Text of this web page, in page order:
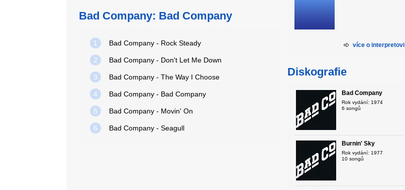
Bad Company: Bad Company
1 Bad Company - Rock Steady
2 Bad Company - Don't Let Me Down
3 Bad Company - The Way I Choose
4 Bad Company - Bad Company
5 Bad Company - Movin' On
6 Bad Company - Seagull
více o interpretovi
Diskografie
Bad Company
Rok vydání: 1974
6 songů
Burnin' Sky
Rok vydání: 1977
10 songů